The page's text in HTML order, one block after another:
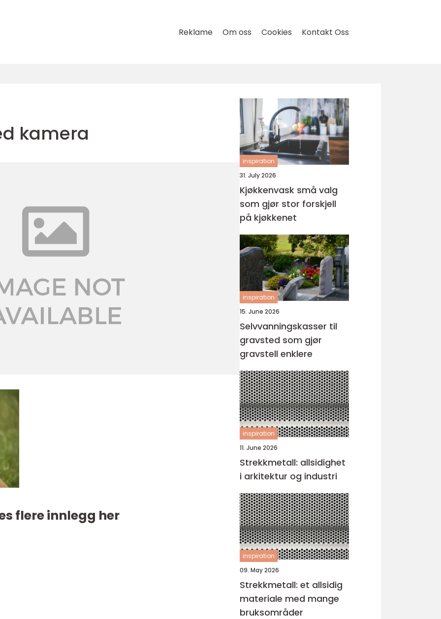
Reklame Om oss Cookies Kontakt Oss
kamera
flere innlegg her
inspiration
31. July 2026
Kjøkkenvask små valg
som gjør stor forskjell
på kjøkkenet
inspiration
15. June 2026
Selvvanningskasser til
gravsted som gjør
gravstell enklere
inspiration
11. June 2026
Strekkmetall: allsidighet
i arkitektur og industri
inspiration
09. May 2026
Strekkmetall: et allsidig
materiale med mange
bruksområder